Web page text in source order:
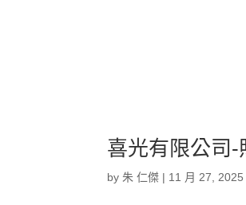
喜光有限公司-
by朱 仁傑 | 11 月 27, 2025